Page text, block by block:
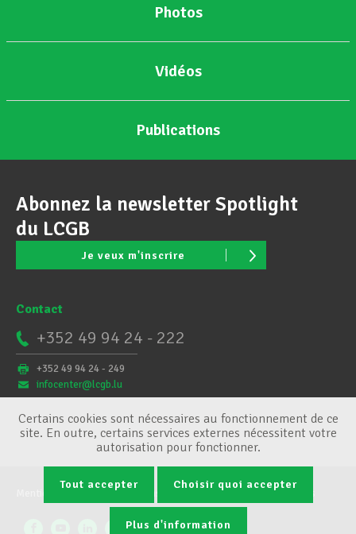
Photos
Vidéos
Publications
Abonnez la newsletter Spotlight
du LCGB
Je veux m'inscrire
Contact
+352 49 94 24 - 222
+352 49 94 24 - 249
infocenter@lcgb.lu
Conditions générales Gestion des cookies
Certains cookies sont nécessaires au fonctionnement de ce
site. En outre, certains services externes nécessitent votre
autorisation pour fonctionner.
Tout accepter Choisir quoi accepter
Plus d'information